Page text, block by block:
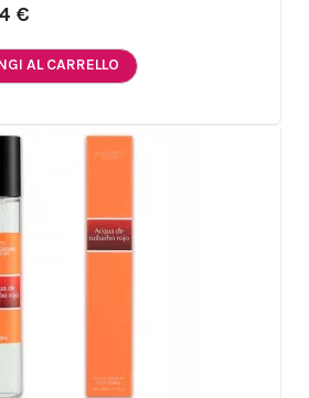
€
AL CARRELLO